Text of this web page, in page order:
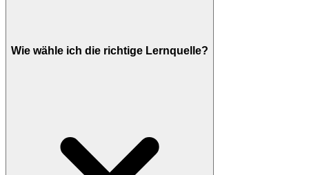
Wie wähle ich die richtige Lernquelle?